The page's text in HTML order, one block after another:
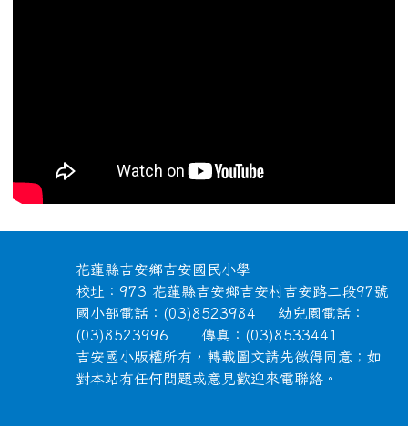
頁尾區域內容
花蓮縣吉安鄉吉安國民小學
校址：973 花蓮縣吉安鄉吉安村吉安路二段97號
國小部電話：(03)8523984 幼兒園電話：
(03)8523996 傳真：(03)8533441
吉安國小版權所有，轉載圖文請先徵得同意；如
對本站有任何問題或意見歡迎來電聯絡。